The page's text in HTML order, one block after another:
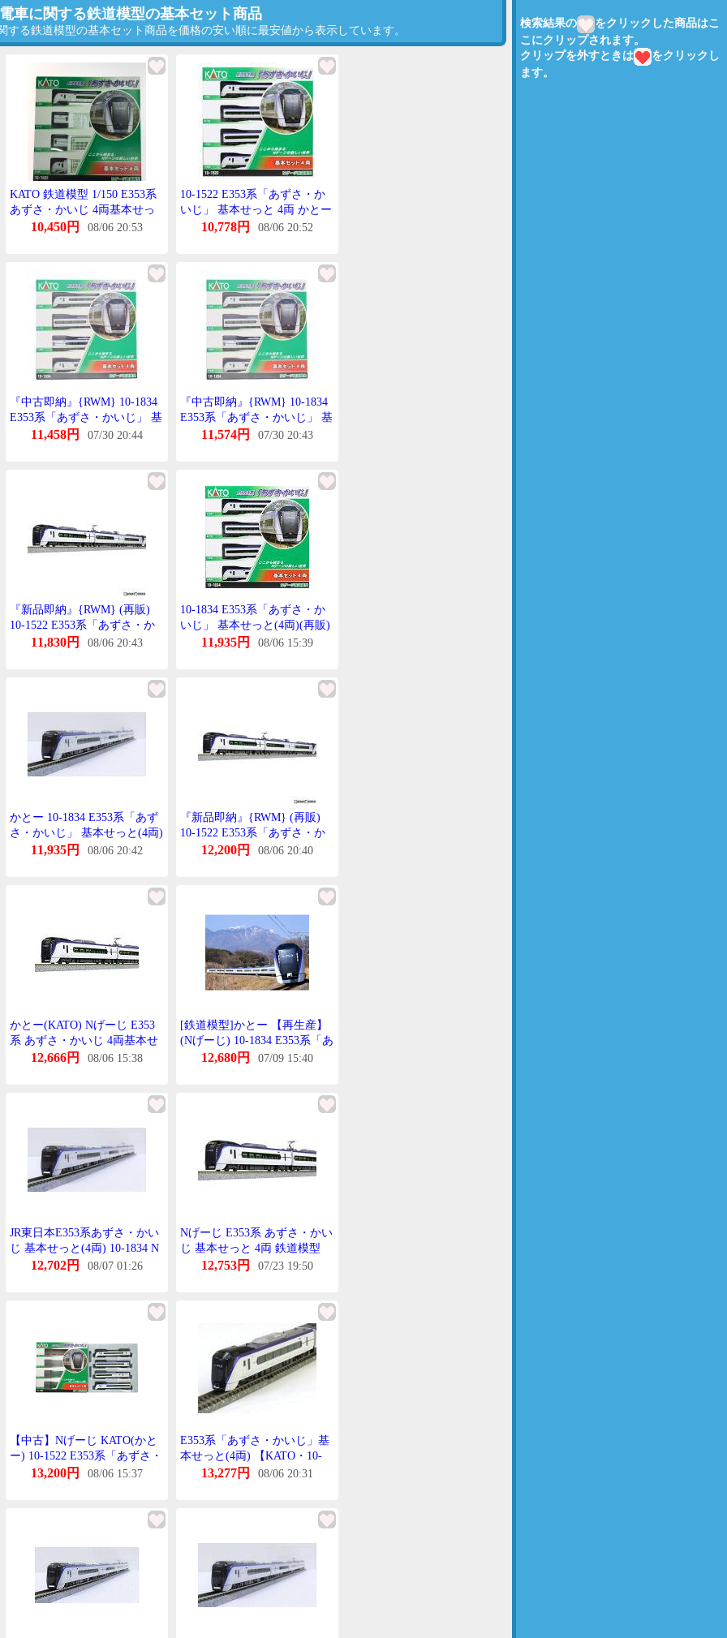
検索結果の
をクリックした商品はこ
こにクリップされます。
クリップを外すときは
をクリックし
ます。
車に関する鉄道模型の基本セット商品
する鉄道模型の基本セット商品を価格の安い順に最安値から表示しています。
KATO 鉄道模型 1/150 E353系
あずさ・かいじ 4両基本せっ
と やや傷や汚れあり
10,450円 08/06 20:53
10-1522 E353系「あずさ・か
いじ」 基本せっと 4両 かとー
Nげーじ 再販
10,778円 08/06 20:52
『中古即納』{RWM} 10-1834
E353系「あずさ・かいじ」 基
本せっと(4両)(動力付き) Nげ
11,458円 07/30 20:44
『中古即納』{RWM} 10-1834
E353系「あずさ・かいじ」 基
本せっと(4両)(動力付き) Nげ
11,574円 07/30 20:43
『新品即納』{RWM} (再販)
10-1522 E353系「あずさ・か
いじ」 基本せっと(4両) Nげー
11,830円 08/06 20:43
10-1834 E353系「あずさ・か
いじ」 基本せっと(4両)(再販)
[KATO]《発売済・在庫品》
11,935円 08/06 15:39
かとー 10-1834 E353系「あず
さ・かいじ」 基本せっと(4両)
11,935円 08/06 20:42
『新品即納』{RWM} (再販)
10-1522 E353系「あずさ・か
いじ」 基本せっと(4両) Nげー
12,200円 08/06 20:40
かとー(KATO) Nげーじ E353
系 あずさ・かいじ 4両基本せ
っと 10-1834
12,666円 08/06 15:38
[鉄道模型]かとー 【再生産】
(Nげーじ) 10-1834 E353系「あ
ずさ・かいじ」 基本せっと(4
12,680円 07/09 15:40
JR東日本E353系あずさ・かい
じ 基本せっと(4両) 10-1834 N
げーじ12,702円 08/07 01:26
Nげーじ E353系 あずさ・かい
じ 基本せっと 4両 鉄道模型
電車 かとー KATO 10-1834
12,753円 07/23 19:50
【中古】Nげーじ KATO(かと
ー) 10-1522 E353系「あずさ・
かいじ」4両基本せっと 2019
13,200円 08/06 15:37
E353系「あずさ・かいじ」基
本せっと(4両) 【KATO・10-
1522】13,277円 08/06 20:31